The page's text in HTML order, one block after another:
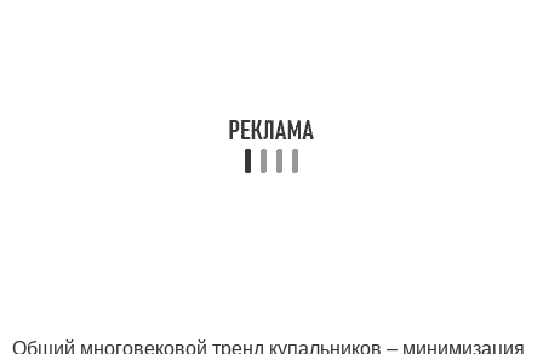
Общий многовековой тренд купальников – минимизация